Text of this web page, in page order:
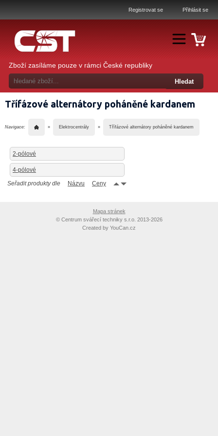
Registrovat se Přihlásit se
Zboží zasíláme pouze v rámci České republiky
Třífázové alternátory poháněné kardanem
Navigace: » Elektrocentrály » Třífázové alternátory poháněné kardanem
2-pólové
4-pólové
Seřadit produkty dle Názvu Ceny
Mapa stránek
©Centrum svářecí techniky s.r.o. 2013-2026
Created by YouCan.cz